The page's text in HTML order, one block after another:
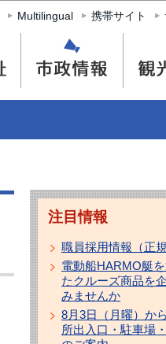
Multilingual 携帯サイト
注目情報
職員採用情報（正規
電動船HARMO艇
たクルーズ商品を
みませんか
8月3日（月曜）か
所出入口・駐車場